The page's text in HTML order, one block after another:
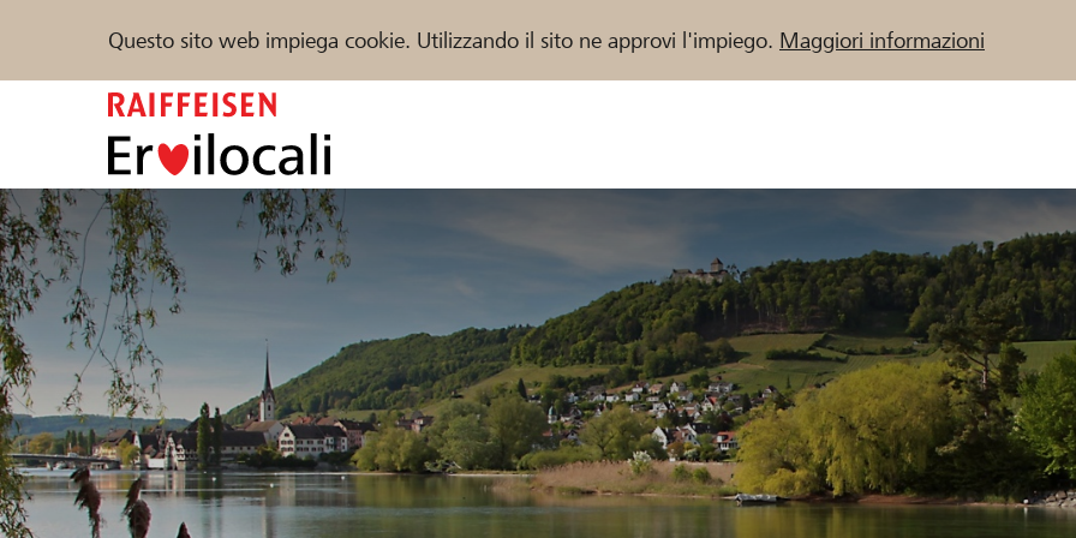
Questo sito web impiega cookie. Utilizzando il sito ne approvi l'impiego. Maggiori informazioni
Sostenere Aiuto & supporto
Trova progetti e organizzazioni
DE FR IT